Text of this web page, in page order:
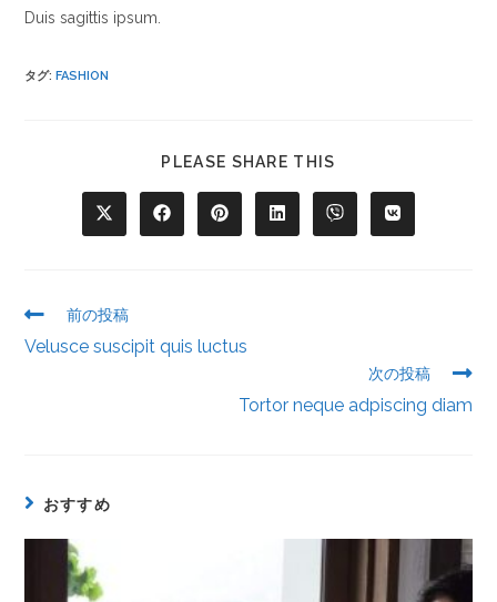
Duis sagittis ipsum.
タグ:FASHION
PLEASE SHARE THIS
前の投稿
Velusce suscipit quis luctus
次の投稿
Tortor neque adpiscing diam
おすすめ